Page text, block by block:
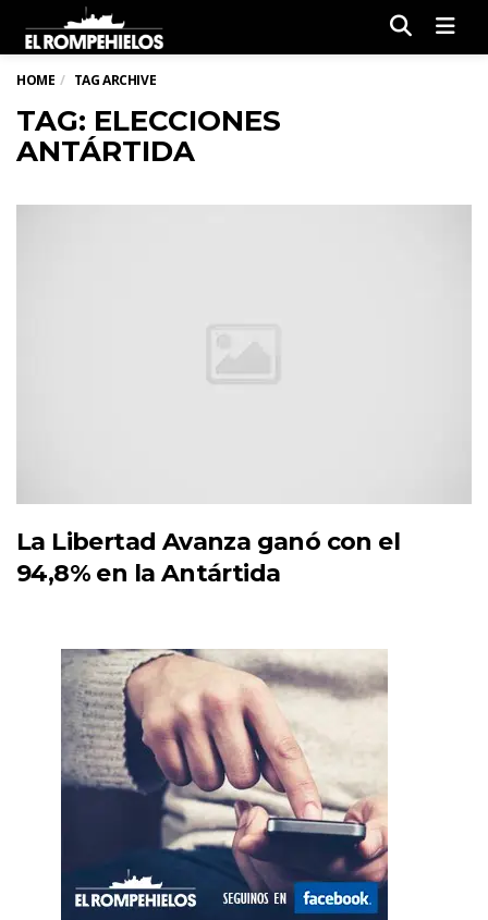
HOME TAG ARCHIVE
TAG: ELECCIONES
ANTÁRTIDA
La Libertad Avanza ganó con el
94,8% en la Antártida